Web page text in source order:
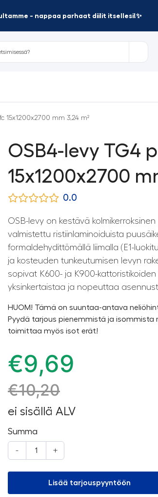
- nappaa parhaat diilit itsellesi!✨
15x1200x2700 mm 3,24 m²
OSB4-levy TG4
15x1200x2700
0.0
OSB-levy on kestävä
valmistettu ristiinlaminoiduista
formaldehydittömällä liimalla (E1-
ja kosteuden tunkeutumisen levyn
sopivat K600- ja K900-kattoristikoiden
yksinkertaistaa ja nopeuttaa
HUOM! Tämä on suuntaa-antava
Pyydä tarjous pienemmistä ja isommista
toimittaa myös isot erät!
€9,69
€10,20
ei sisällä ALV
Summa
- +
Lisää tarjouspyyntöön